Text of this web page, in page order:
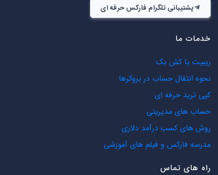
پشتیبانی تلگرام فارکس حرفه ای
خدمات ما
ریبیت یا کش بک
نحوه انتقال حساب در بروکرها
کپی ترید حرفه ای
حساب های مدیریتی
روش های کسب درآمد دلاری
مدرسه فارکس و فیلم های آموزشی
راه های تماس